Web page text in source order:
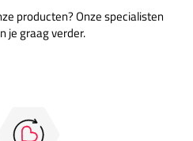
producten? Onze specialisten
je graag verder.